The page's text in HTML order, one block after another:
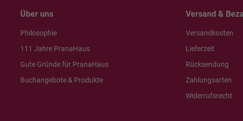
Über uns
Philosophie
111 Jahre PranaHaus
Gute Gründe für PranaHaus
Buchangebote & Produkte
Versand &
Versandkosten
Lieferzeit
Rücksendung
Zahlungsarten
Widerrufsrecht